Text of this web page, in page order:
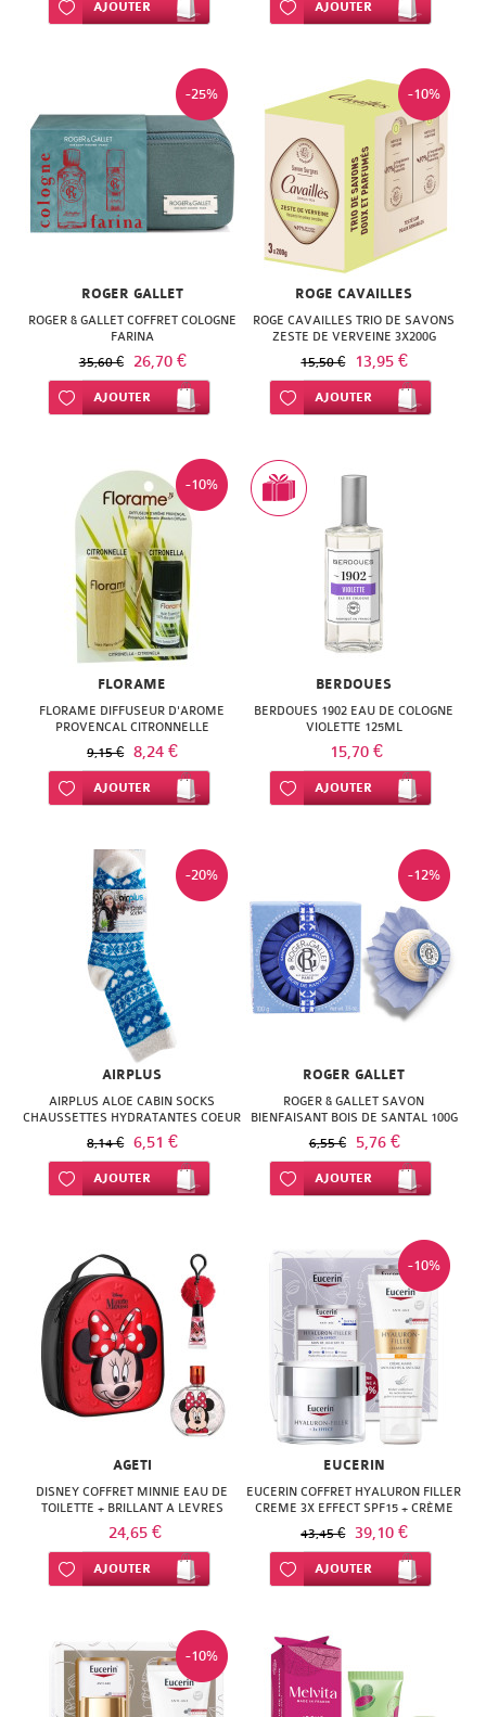
Ajouter à ma liste d’envie
AJOUTER Ajouter à ma liste d’envie
AJOUTER
-25%
ROGER GALLET
ROGER & GALLET COFFRET COLOGNE
FARINA
35,60 € 26,70 €
Ajouter à ma liste d’envie
AJOUTER
-10%
ROGE CAVAILLES
ROGE CAVAILLES TRIO DE SAVONS
ZESTE DE VERVEINE 3X200G
15,50 € 13,95 €
Ajouter à ma liste d’envie
AJOUTER
-10%
FLORAME
FLORAME DIFFUSEUR D'AROME
PROVENCAL CITRONNELLE
9,15 € 8,24 €
Ajouter à ma liste d’envie
AJOUTER
BERDOUES
BERDOUES 1902 EAU DE COLOGNE
VIOLETTE 125ML
15,70 €
Ajouter à ma liste d’envie
AJOUTER
-20%
AIRPLUS
AIRPLUS ALOE CABIN SOCKS
CHAUSSETTES HYDRATANTES COEUR
BLEU 35-41
8,14 € 6,51 €
Ajouter à ma liste d’envie
AJOUTER
-12%
ROGER GALLET
ROGER & GALLET SAVON
BIENFAISANT BOIS DE SANTAL 100G
6,55 € 5,76 €
Ajouter à ma liste d’envie
AJOUTER
AGETI
DISNEY COFFRET MINNIE EAU DE
TOILETTE + BRILLANT A LEVRES
24,65 €
Ajouter à ma liste d’envie
AJOUTER
-10%
EUCERIN
EUCERIN COFFRET HYALURON FILLER
CREME 3X EFFECT SPF15 + CRÈME
MAINS
43,45 € 39,10 €
Ajouter à ma liste d’envie
AJOUTER
-10%